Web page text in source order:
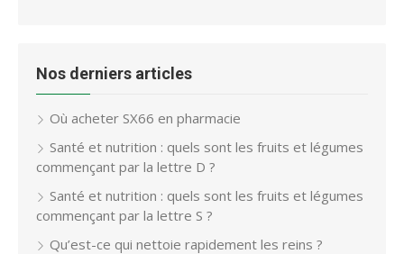
Nos derniers articles
Où acheter SX66 en pharmacie
Santé et nutrition : quels sont les fruits et légumes
commençant par la lettre D ?
Santé et nutrition : quels sont les fruits et légumes
commençant par la lettre S ?
Qu’est-ce qui nettoie rapidement les reins ?